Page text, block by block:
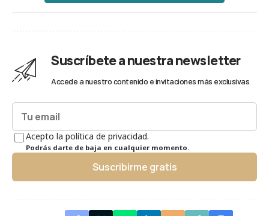
Suscríbete a nuestra newsletter
Accede a nuestro contenido e invitaciones más exclusivas.
Acepto la política de privacidad.
Podrás darte de baja en cualquier momento.
Suscribirme gratis